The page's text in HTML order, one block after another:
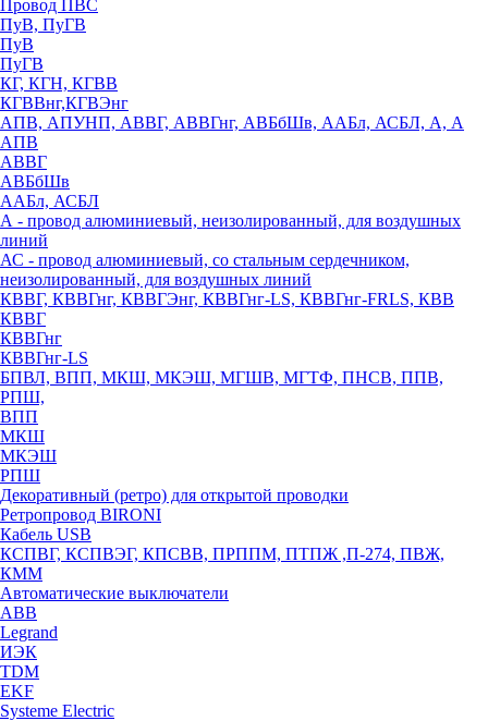
Провод ПВС
ПуВ, ПуГВ
ПуВ
ПуГВ
КГ, КГН, КГВВ
КГВВнг,КГВЭнг
АПВ, АПУНП, АВВГ, АВВГнг, АВБбШв, ААБл, АСБЛ, А, А
АПВ
АВВГ
АВБбШв
ААБл, АСБЛ
А - провод алюминиевый, неизолированный, для воздушных
линий
АС - провод алюминиевый, со стальным сердечником,
неизолированный, для воздушных линий
КВВГ, КВВГнг, КВВГЭнг, КВВГнг-LS, КВВГнг-FRLS, КВВ
КВВГ
КВВГнг
КВВГнг-LS
БПВЛ, ВПП, МКШ, МКЭШ, МГШВ, МГТФ, ПНСВ, ППВ,
РПШ,
ВПП
МКШ
МКЭШ
РПШ
Декоративный (ретро) для открытой проводки
Ретропровод BIRONI
Кабель USB
КСПВГ, КСПВЭГ, КПСВВ, ПРППМ, ПТПЖ ,П-274, ПВЖ,
КММ
Автоматические выключатели
ABB
Legrand
ИЭК
TDM
EKF
Systeme Electric